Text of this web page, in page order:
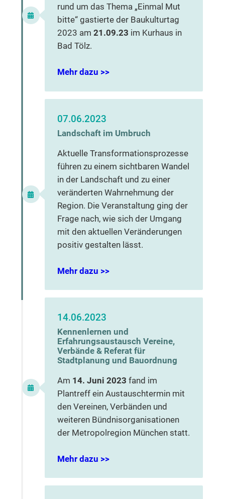
rund um das Thema „Einmal Mut
bitte“ gastierte der Baukulturtag
2023 am21.09.23 im Kurhaus in
Bad Tölz.
Mehr dazu >>
07.06.2023
Landschaft im Umbruch
Aktuelle Transformationsprozesse
führen zu einem sichtbaren Wandel
in der Landschaft und zu einer
veränderten Wahrnehmung der
Region. Die Veranstaltung ging der
Frage nach, wie sich der Umgang
mit den aktuellen Veränderungen
positiv gestalten lässt.
Mehr dazu >>
14.06.2023
Kennenlernen und
Erfahrungsaustausch Vereine,
Verbände & Referat für
Stadtplanung und Bauordnung
Am 14. Juni 2023 fand im
Plantreff ein Austauschtermin mit
den Vereinen, Verbänden und
weiteren Bündnisorganisationen
der Metropolregion München statt.
Mehr dazu >>